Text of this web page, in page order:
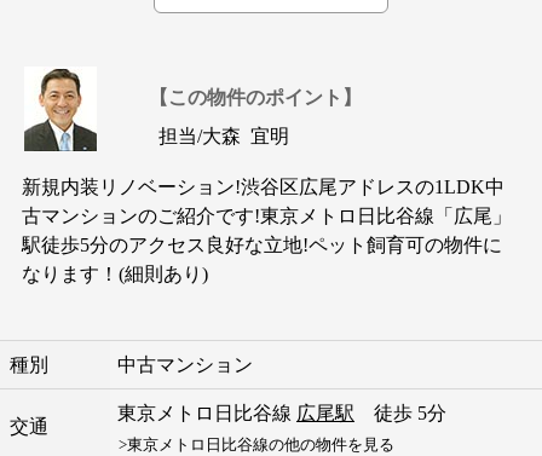
【この物件のポイント】
担当/大森 宜明
新規内装リノベーション!渋谷区広尾アドレスの1LDK中
古マンションのご紹介です!東京メトロ日比谷線「広尾」
駅徒歩5分のアクセス良好な立地!ペット飼育可の物件に
なります！(細則あり)
種別 中古マンション
交通
東京メトロ日比谷線 広尾駅 徒歩 5分
>東京メトロ日比谷線の他の物件を見る